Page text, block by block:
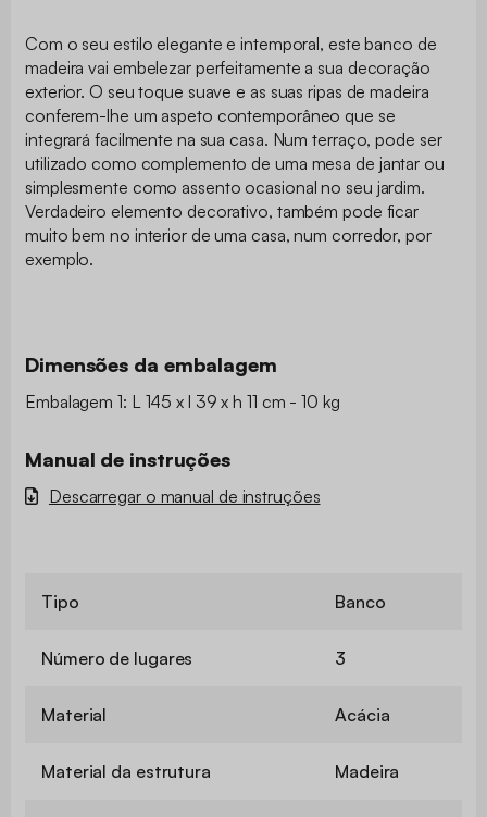
Com o seu estilo elegante e intemporal, este banco de
madeira vai embelezar perfeitamente a sua decoração
exterior. O seu toque suave e as suas ripas de madeira
conferem-lhe um aspeto contemporâneo que se
integrará facilmente na sua casa. Num terraço, pode ser
utilizado como complemento de uma mesa de jantar ou
simplesmente como assento ocasional no seu jardim.
Verdadeiro elemento decorativo, também pode ficar
muito bem no interior de uma casa, num corredor, por
exemplo.
Dimensões da embalagem
Embalagem 1: L 145 x l 39 x h 11 cm - 10 kg
Manual de instruções
Descarregar o manual de instruções
Tipo Banco
Número de lugares 3
Material Acácia
Material da estrutura Madeira